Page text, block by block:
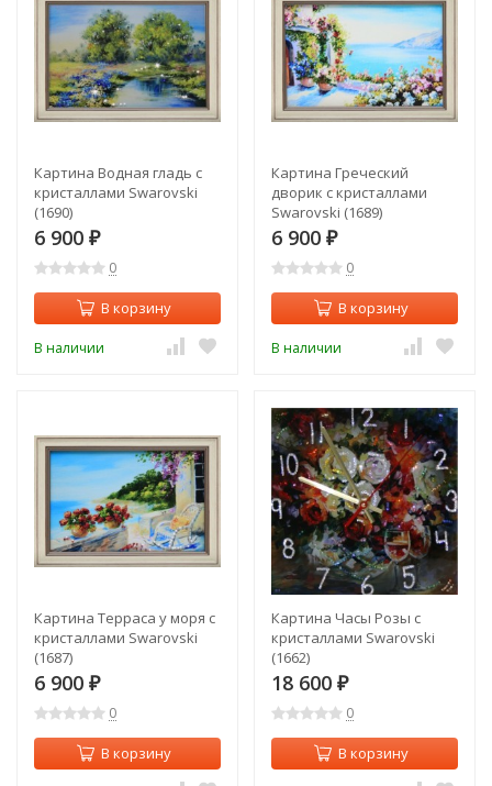
Картина Водная гладь с
кристаллами Swarovski
(1690)
6 900 ₽
0
В корзину
В наличии
Картина Греческий
дворик с кристаллами
Swarovski (1689)
6 900 ₽
0
В корзину
В наличии
Картина Терраса у моря с
кристаллами Swarovski
(1687)
6 900 ₽
0
В корзину
Картина Часы Розы с
кристаллами Swarovski
(1662)
18 600 ₽
0
В корзину